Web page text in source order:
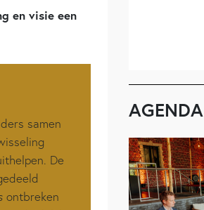
en visie een
samen
De
ontbreken
AGENDA